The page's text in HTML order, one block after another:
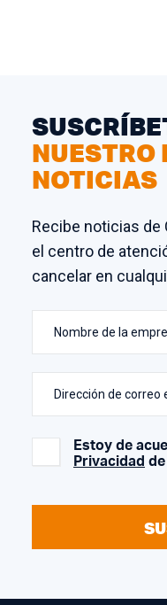
NUESTRO
NOTICIAS
Recibe noticias de
el centro de
cancelar en
Nombre de la
Dirección de correo
Estoy de
Privacidad de